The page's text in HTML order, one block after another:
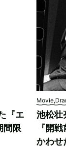
『エ
間限
池松壮
『開
かわせ